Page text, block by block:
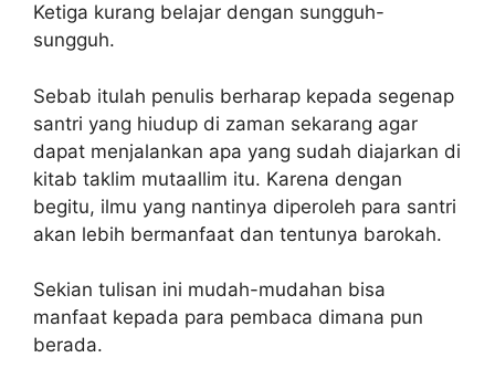
Ketiga kurang belajar dengan sungguh-
sungguh.
Sebab itulah penulis berharap kepada segenap
santri yang hiudup di zaman sekarang agar
dapat menjalankan apa yang sudah diajarkan di
kitab taklim mutaallim itu. Karena dengan
begitu, ilmu yang nantinya diperoleh para santri
akan lebih bermanfaat dan tentunya barokah.
Sekian tulisan ini mudah-mudahan bisa
manfaat kepada para pembaca dimana pun
berada.